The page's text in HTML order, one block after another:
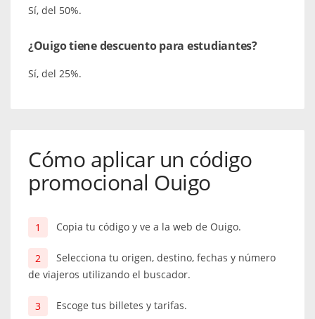
Sí, del 50%.
¿Ouigo tiene descuento para estudiantes?
Sí, del 25%.
Cómo aplicar un código
promocional Ouigo
Copia tu código y ve a la web de Ouigo.
Selecciona tu origen, destino, fechas y número
de viajeros utilizando el buscador.
Escoge tus billetes y tarifas.